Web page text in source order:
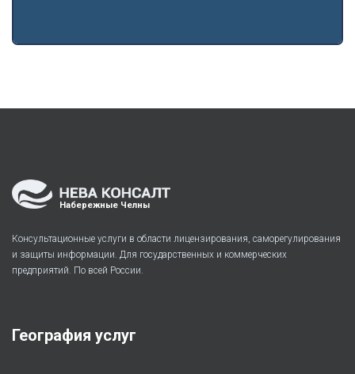
Набережные Челны
Консультационные услуги в области лицензирования, саморегулирования
и защиты информации. Для государственных и коммерческих
предприятий. По всей России.
География услуг